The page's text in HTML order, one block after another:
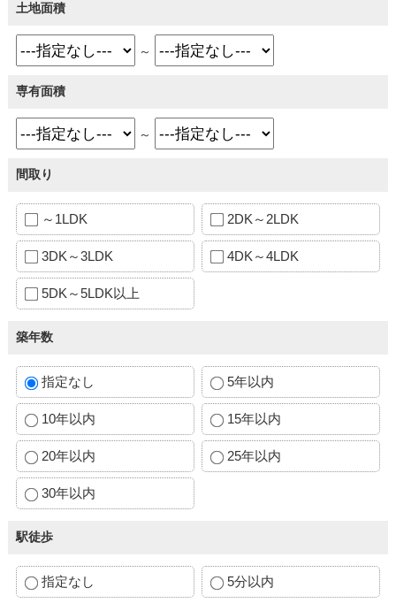
土地面積
～
専有面積
～
間取り
～1LDK 2DK～2LDK
3DK～3LDK 4DK～4LDK
5DK～5LDK以上
築年数
指定なし 5年以内
10年以内 15年以内
20年以内 25年以内
30年以内
駅徒歩
指定なし 5分以内